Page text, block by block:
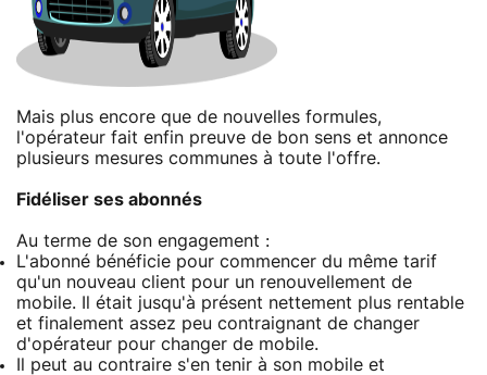
Mais plus encore que de nouvelles formules,
l'opérateur fait enfin preuve de bon sens et annonce
plusieurs mesures communes à toute l'offre.
Fidéliser ses abonnés
Au terme de son engagement :
L'abonné bénéficie pour commencer du même tarif
qu'un nouveau client pour un renouvellement de
mobile. Il était jusqu'à présent nettement plus rentable
et finalement assez peu contraignant de changer
d'opérateur pour changer de mobile.
Il peut au contraire s'en tenir à son mobile et